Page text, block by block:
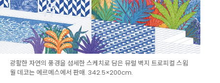
광활한 자연의 풍경을 섬세한 스케치로 담은 뮤럴 벽지 트로피컬 스윔
월 데코는 에르메스에서 판매. 342.5×200cm.